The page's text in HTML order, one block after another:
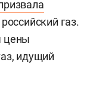
газ.
цены
идущий